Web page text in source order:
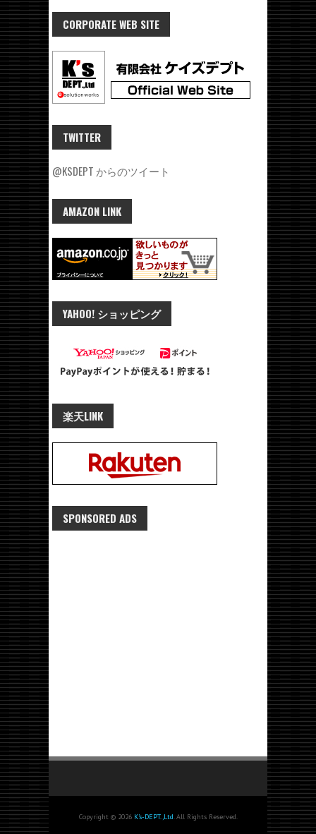
CORPORATE WEB SITE
TWITTER
@KSDEPT からのツイート
AMAZON LINK
YAHOO! ショッピング
楽天LINK
SPONSORED ADS
Copyright © 2026 K's-DEPT.,Ltd. All Rights Reserved.